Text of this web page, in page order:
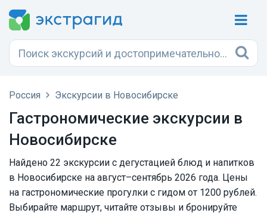
Россия Экскурсии в Новосибирске
Гастрономические экскурсии в
Новосибирске
Найдено 22 экскурсии с дегустацией блюд и напитков
в Новосибирске на август–сентябрь 2026 года. Цены
на гастрономические прогулки с гидом от 1200 рублей.
Выбирайте маршрут, читайте отзывы и бронируйте